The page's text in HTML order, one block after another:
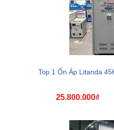
Top 1 Ổn Áp Litanda
25.800.000₫